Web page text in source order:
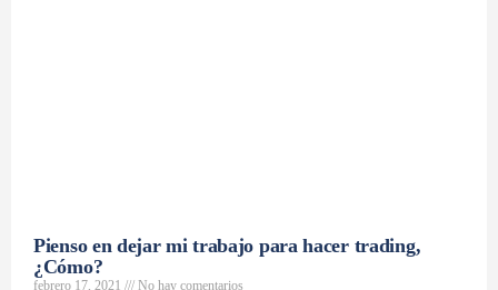
Pienso en dejar mi trabajo para hacer trading,
¿Cómo?
febrero 17, 2021 No hay comentarios